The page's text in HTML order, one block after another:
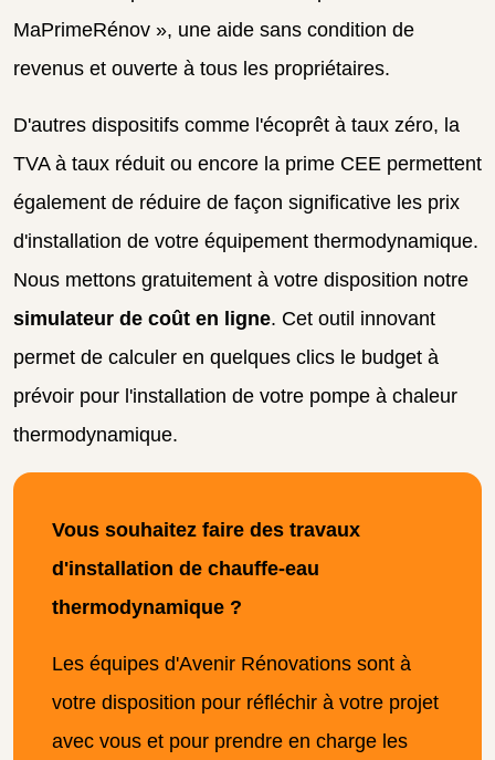
MaPrimeRénov », une aide sans condition de
revenus et ouverte à tous les propriétaires.
D'autres dispositifs comme l'écoprêt à taux zéro, la
TVA à taux réduit ou encore la prime CEE permettent
également de réduire de façon significative les prix
d'installation de votre équipement thermodynamique.
Nous mettons gratuitement à votre disposition notre
simulateur de coût en ligne. Cet outil innovant
permet de calculer en quelques clics le budget à
prévoir pour l'installation de votre pompe à chaleur
thermodynamique.
Vous souhaitez faire des travaux
d'installation de chauffe-eau
thermodynamique ?
Les équipes d'Avenir Rénovations sont à
votre disposition pour réfléchir à votre projet
avec vous et pour prendre en charge les